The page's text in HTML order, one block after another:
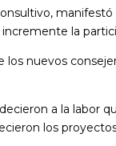
la
los nuevos
a la labor
los